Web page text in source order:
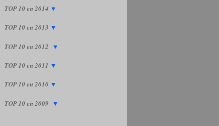
TOP 10 en 2014 ▼
TOP 10 en 2013 ▼
TOP 10 en 2012 ▼
TOP 10 en 2011 ▼
TOP 10 en 2010 ▼
TOP 10 en 2009 ▼